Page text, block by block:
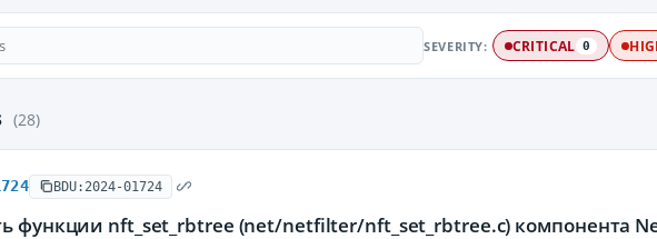
SEVERITY: CRITICAL 0
(28)
BDU:2024-01724
функции nft_set_rbtree (net/netfilter/nft_set_rbtree.c) компонента